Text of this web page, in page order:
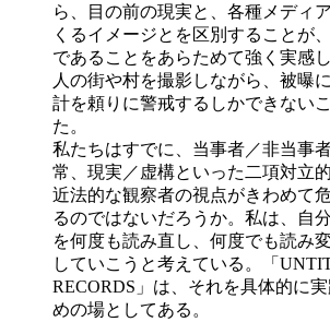
ら、目の前の現実と、各種メディ
くるイメージとを区別することが
であることをあらためて強く実感
人の街や村を撮影しながら、被曝
計を頼りに警戒するしかできない
た。
私たちはすでに、当事者／非当事
常、現実／虚構といった二項対立
近法的な観察者の視点がきわめて
るのではないだろうか。私は、自
を何度も読み直し、何度でも読み
していこうと考えている。「
RECORDS」は、それを具体的に
めの場としてある。